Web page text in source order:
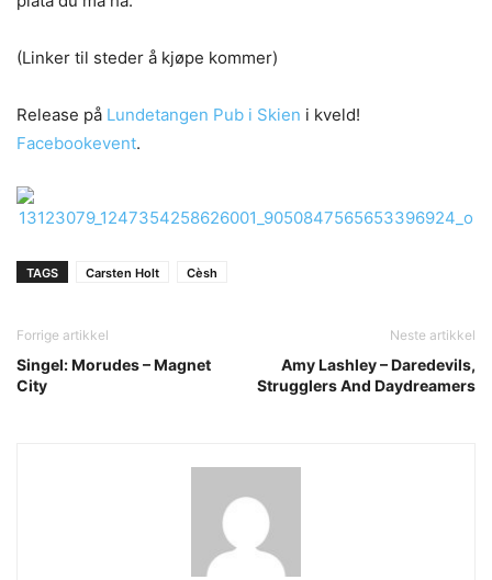
(Linker til steder å kjøpe kommer)
Release på Lundetangen Pub i Skien i kveld!
Facebookevent.
TAGS Carsten Holt Cèsh
Forrige artikkel
Singel: Morudes – Magnet
City
Neste artikkel
Amy Lashley – Daredevils,
Strugglers And Daydreamers